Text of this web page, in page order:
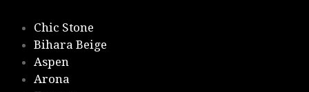
Chic Stone
Bihara Beige
Aspen
Arona